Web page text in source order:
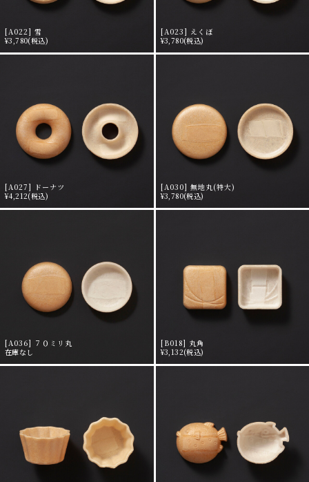
[A022] 雪
¥3,780(税込)
[A023] えくぼ
¥3,780(税込)
[A027] ドーナツ
¥4,212(税込)
[A030] 無地丸(特大)
¥3,780(税込)
[A036] ７０ミリ丸
在庫なし
[B018] 丸角
¥3,132(税込)